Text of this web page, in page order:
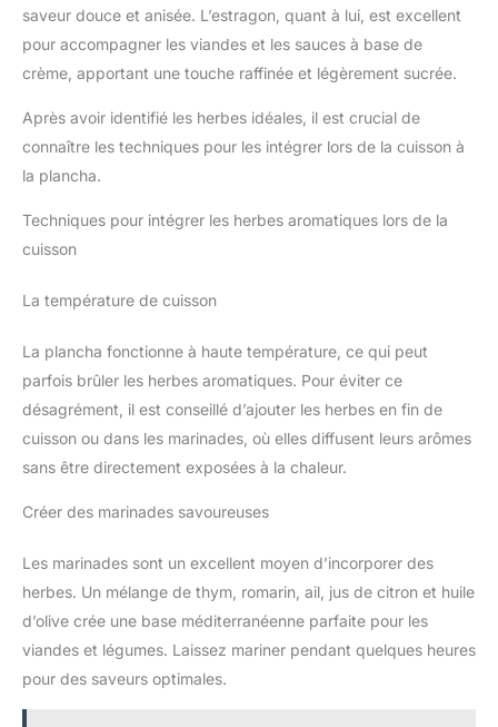
saveur douce et anisée. L’estragon, quant à lui, est excellent
pour accompagner les viandes et les sauces à base de
crème, apportant une touche raffinée et légèrement sucrée.
Après avoir identifié les herbes idéales, il est crucial de
connaître les techniques pour les intégrer lors de la cuisson à
la plancha.
Techniques pour intégrer les herbes aromatiques lors de la
cuisson
La température de cuisson
La plancha fonctionne à haute température, ce qui peut
parfois brûler les herbes aromatiques. Pour éviter ce
désagrément, il est conseillé d’ajouter les herbes en fin de
cuisson ou dans les marinades, où elles diffusent leurs arômes
sans être directement exposées à la chaleur.
Créer des marinades savoureuses
Les marinades sont un excellent moyen d’incorporer des
herbes. Un mélange de thym, romarin, ail, jus de citron et huile
d’olive crée une base méditerranéenne parfaite pour les
viandes et légumes. Laissez mariner pendant quelques heures
pour des saveurs optimales.